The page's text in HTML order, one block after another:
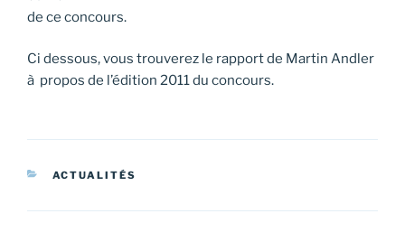
de ce concours.
Ci dessous, vous trouverez le rapport de Martin Andler
à propos de l’édition 2011 du concours.
CATÉGORIES
ACTUALITÉS